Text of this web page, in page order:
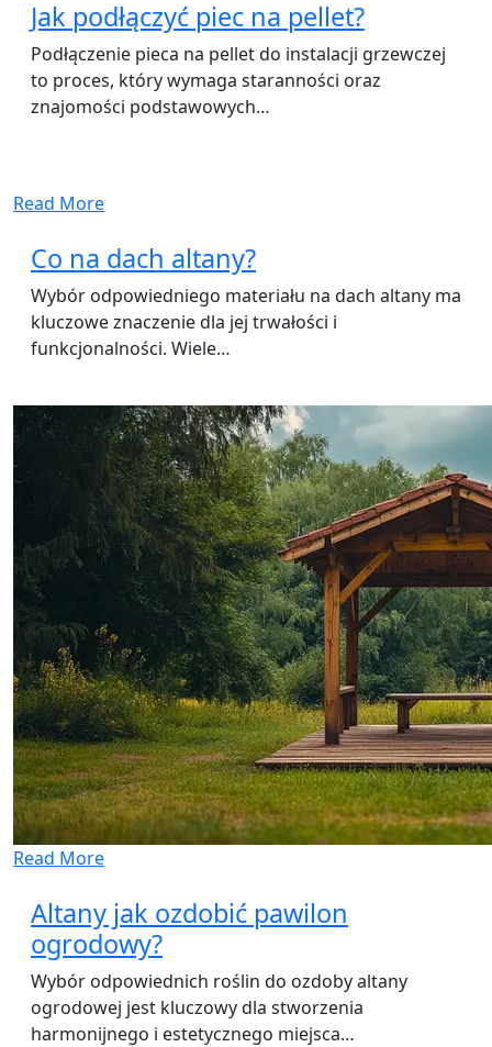
Jak podłączyć piec na pellet?
Podłączenie pieca na pellet do instalacji grzewczej
to proces, który wymaga staranności oraz
znajomości podstawowych…
Read More
Co na dach altany?
Wybór odpowiedniego materiału na dach altany ma
kluczowe znaczenie dla jej trwałości i
funkcjonalności. Wiele…
Read More
Altany jak ozdobić pawilon
ogrodowy?
Wybór odpowiednich roślin do ozdoby altany
ogrodowej jest kluczowy dla stworzenia
harmonijnego i estetycznego miejsca…